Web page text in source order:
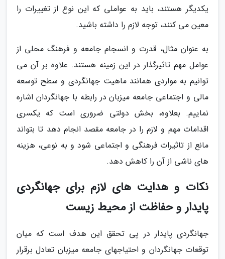
یکدیگر هستند، باید به عواملی که این نوع از تغییرات را
معین می کنند، توجه لازم را داشته باشید.
به عنوان مثال، قدرت و انسجام جامعه و فرهنگ محلی از
عوامل مهم تاثیرگذار در این زمینه هستند. علاوه بر آن می
توانیم به مواردی همانند ماهیت جهانگردی و سطح توسعه
مالی و اجتماعی جامعه میزبان در رابطه با جهانگردان اشاره
نماییم. بعلاوه، بخش دولتی ضروری است که یکسری
اقدامات مهم و لازم را در جامعه مقصد انجام دهد تا بتواند
مانع از تاثیرات فرهنگی و اجتماعی شود و به نوعی، هزینه
های ناشی از آن را کاهش دهد.
نکات و هدایت های لازم برای جهانگردی
پایدار و حفاظت از محیط زیست
جهانگردی پایدار در پی تحقق این هدف است که میان
توقعات جهانگردان و احتیاجهای جامعه میزبان تعادل برقرار